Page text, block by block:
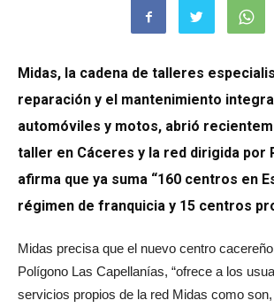
Midas, la cadena de talleres
reparación y el mantenimiento
automóviles y motos, abrió
taller en Cáceres y la red dirigida por
afirma que ya suma “160 centros en
régimen de franquicia y 15 centros
Midas precisa que el nuevo centro
Polígono Las Capellanías, “ofrece a los
servicios propios de la red Midas como